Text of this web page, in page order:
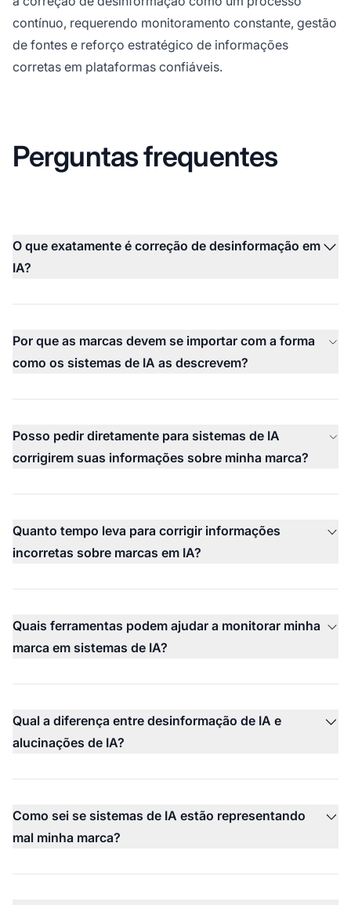
contínuo, requerendo monitoramento constante, gestão
de fontes e reforço estratégico de informações
corretas em plataformas confiáveis.
Perguntas frequentes
O que exatamente é correção de desinformação em
IA?
Por que as marcas devem se importar com a forma
como os sistemas de IA as descrevem?
Posso pedir diretamente para sistemas de IA
corrigirem suas informações sobre minha marca?
Quanto tempo leva para corrigir informações
incorretas sobre marcas em IA?
Quais ferramentas podem ajudar a monitorar minha
marca em sistemas de IA?
Qual a diferença entre desinformação de IA e
alucinações de IA?
Como sei se sistemas de IA estão representando
mal minha marca?